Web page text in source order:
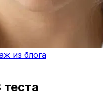
из блога